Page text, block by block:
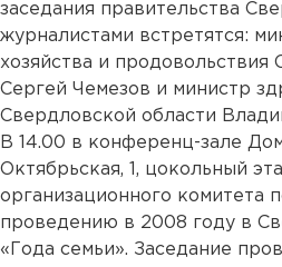
заседания правительства
журналистами встретятся:
хозяйства и продовольствия
Сергей Чемезов и министр
Свердловской области
В 14.00 в конференц-зале
Октябрьская, 1, цокольный
организационного комитета
проведению в 2008 году в
«Года семьи». Заседание